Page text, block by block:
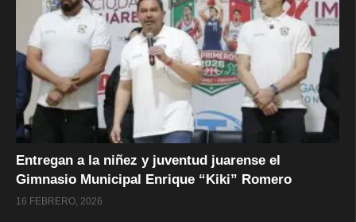
Entregan a la niñez y juventud juarense el
Gimnasio Municipal Enrique “Kiki” Romero
16 FEBRERO, 2026